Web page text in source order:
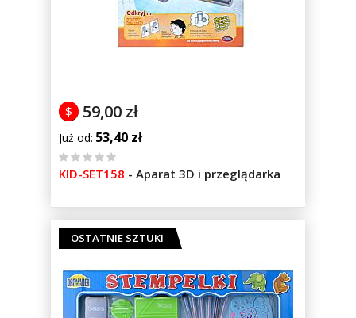
59,00 zł
$
Już od 53,40 zł
%
KID-SET158 - Aparat 3D i przeglądarka
OSTATNIE SZTUKI